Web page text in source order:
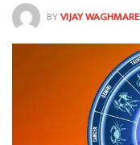
BYVIJAY WAGHMARE